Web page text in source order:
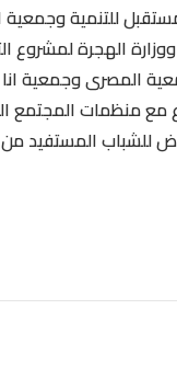
للتنمية
الهجرة لمشروع
وسوف تقوم جمعية
مع منظمات
المستفيد من